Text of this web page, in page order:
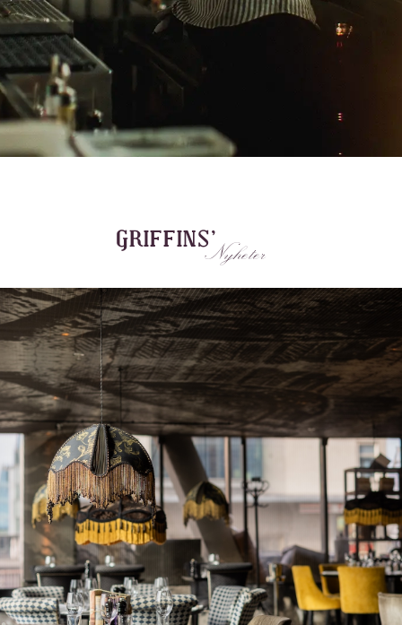
GRIFFINS’
Nyheter